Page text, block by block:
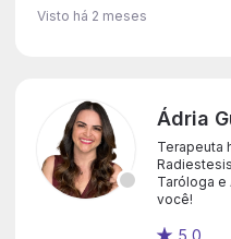
Visto há 2 meses
Ádria
Terapeuta
Taróloga e
você!